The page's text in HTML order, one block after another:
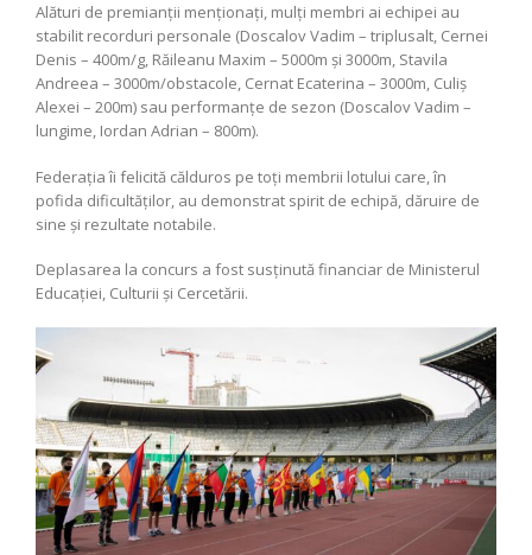
Alături de premianții menționați, mulți membri ai echipei au
stabilit recorduri personale (Doscalov Vadim – triplusalt, Cernei
Denis – 400m/g, Răileanu Maxim – 5000m și 3000m, Stavila
Andreea – 3000m/obstacole, Cernat Ecaterina – 3000m, Culiș
Alexei – 200m) sau performanțe de sezon (Doscalov Vadim –
lungime, Iordan Adrian – 800m).
Federația îi felicită călduros pe toți membrii lotului care, în
pofida dificultăților, au demonstrat spirit de echipă, dăruire de
sine și rezultate notabile.
Deplasarea la concurs a fost susținută financiar de Ministerul
Educației, Culturii și Cercetării.